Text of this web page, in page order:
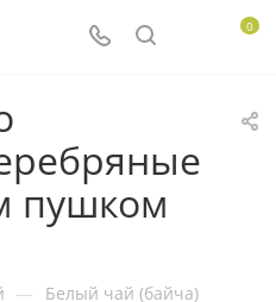
0
пушком
— Белый чай (байча)